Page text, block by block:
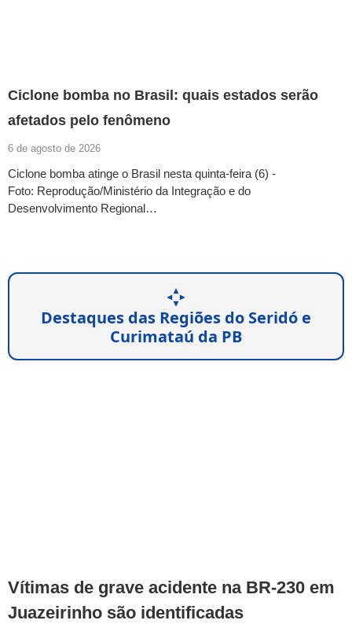
Ciclone bomba no Brasil: quais estados serão
afetados pelo fenômeno
6 de agosto de 2026
Ciclone bomba atinge o Brasil nesta quinta-feira (6) -
Foto: Reprodução/Ministério da Integração e do
Desenvolvimento Regional…
Destaques das Regiões do Seridó e
Curimataú da PB
Vítimas de grave acidente na BR-230 em
Juazeirinho são identificadas